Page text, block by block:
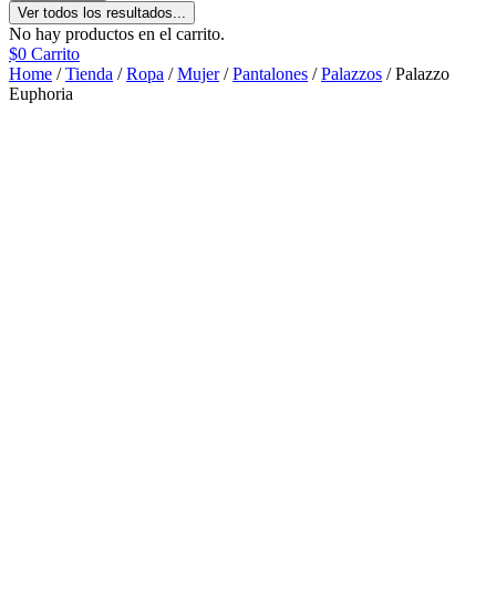
Ver todos los resultados...
No hay productos en el carrito.
$0 Carrito
Home /Tienda /Ropa /Mujer/Pantalones /Palazzos / Palazzo
Euphoria